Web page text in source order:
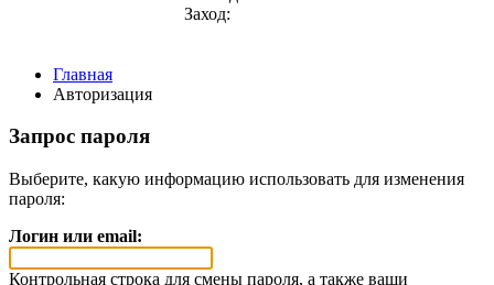
Заход:
Главная
Авторизация
Запрос пароля
Выберите, какую информацию использовать для изменения
пароля:
Логин или email:
Контрольная строка для смены пароля, а также ваши